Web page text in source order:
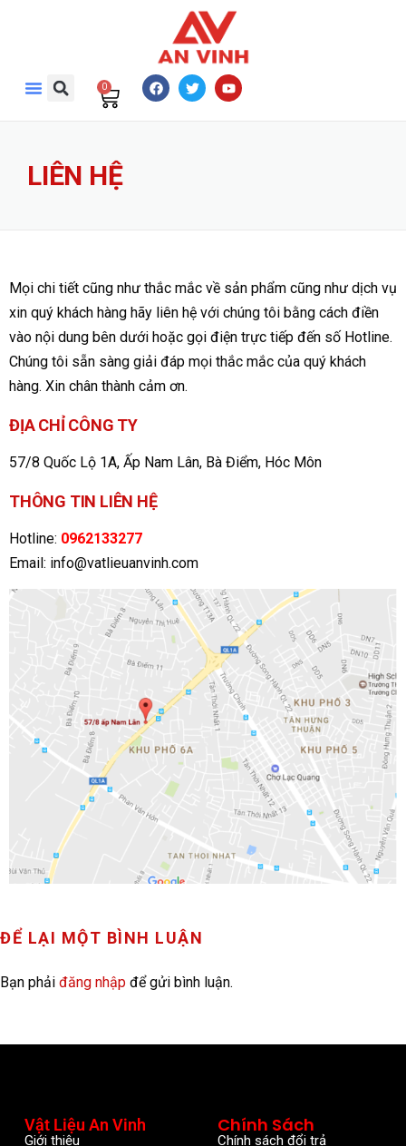
0
LIÊN HỆ
Mọi chi tiết cũng như thắc mắc về sản phẩm cũng như dịch vụ
xin quý khách hàng hãy liên hệ với chúng tôi bằng cách điền
vào nội dung bên dưới hoặc gọi điện trực tiếp đến số Hotline.
Chúng tôi sẵn sàng giải đáp mọi thắc mắc của quý khách
hàng. Xin chân thành cảm ơn.
ĐỊA CHỈ CÔNG TY
57/8 Quốc Lộ 1A, Ấp Nam Lân, Bà Điểm, Hóc Môn
THÔNG TIN LIÊN HỆ
Hotline: 0962133277
Email: info@vatlieuanvinh.com
ĐỂ LẠI MỘT BÌNH LUẬN
Bạn phải đăng nhập để gửi bình luận.
Vật Liệu An Vinh
Giới thiệu
Chính Sách
Chính sách đổi trả